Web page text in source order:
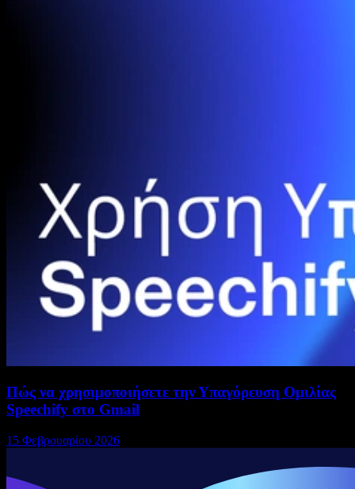
Πώς να χρησιμοποιήσετε την Υπαγόρευση Ομιλίας
Speechify στο Gmail
15 Φεβρουαρίου 2026